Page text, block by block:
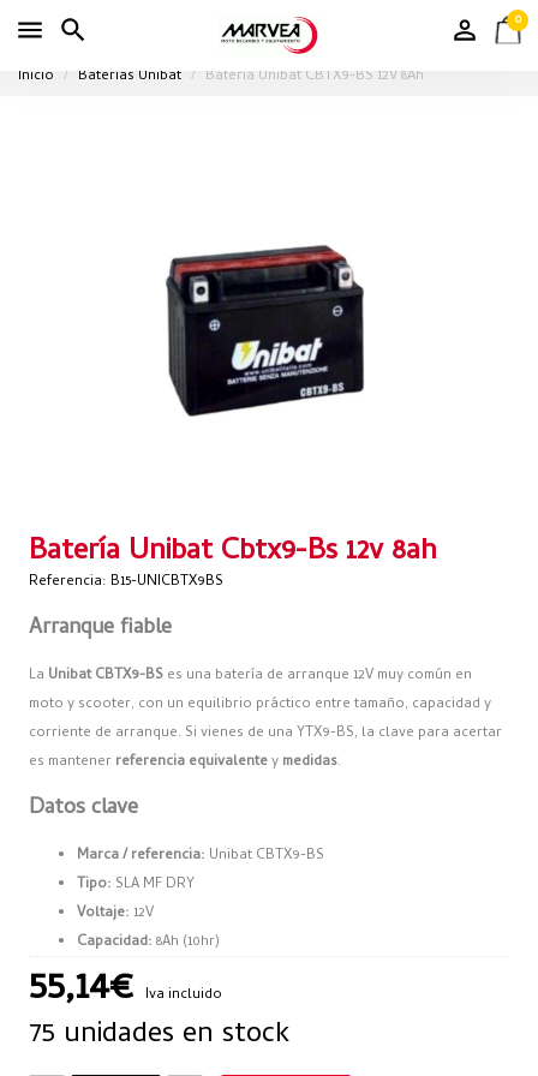
0
Inicio Baterías Unibat Batería Unibat CBTX9-BS 12V 8Ah
Batería Unibat Cbtx9-Bs 12v 8ah
Referencia: B15-UNICBTX9BS
Arranque fiable
La Unibat CBTX9-BS es una batería de arranque 12V muy común en
moto y scooter, con un equilibrio práctico entre tamaño, capacidad y
corriente de arranque. Si vienes de una YTX9-BS, la clave para acertar
es mantener referencia equivalentey medidas.
Datos clave
Marca / referencia: Unibat CBTX9-BS
Tipo: SLA MF DRY
Voltaje: 12V
Capacidad: 8Ah (10hr)
CCA (arranque en frío):
Dimensiones (L x An x Al):
Peso en seco aprox.: 2,5 kg
55,14€ Iva incluido
75 unidades en stock